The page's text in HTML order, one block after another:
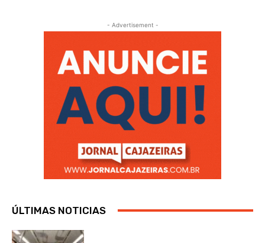
- Advertisement -
ÚLTIMAS NOTICIAS